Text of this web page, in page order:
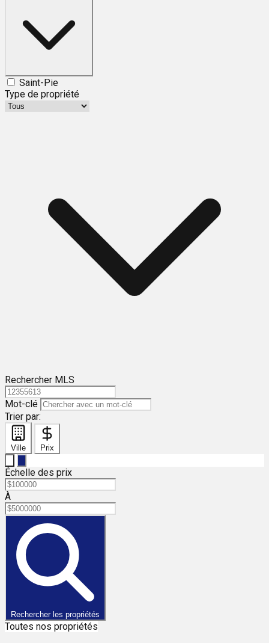
Saint-Pie
Type de propriété
Rechercher MLS
Mot-clé
Trier par:
Ville Prix
Échelle des prix
À
Rechercher les propriétés
Toutes nos propriétés